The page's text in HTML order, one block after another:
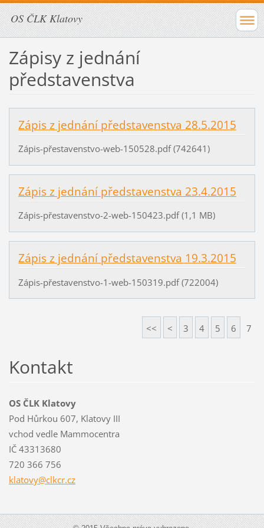
OS ČLK Klatovy
Zápisy z jednání
představenstva
Zápis z jednání představenstva 28.5.2015
Zápis-přestavenstvo-web-150528.pdf (742641)
Zápis z jednání představenstva 23.4.2015
Zápis-přestavenstvo-2-web-150423.pdf (1,1 MB)
Zápis z jednání představenstva 19.3.2015
Zápis-přestavenstvo-1-web-150319.pdf (722004)
<< < 3 4 5 6 7
Kontakt
OS ČLK Klatovy
Pod Hůrkou 607, Klatovy III
vchod vedle Mammocentra
IČ 43313680
720 366 756
klatovy@clkcr.cz